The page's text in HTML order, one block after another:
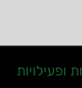
ופעילויות